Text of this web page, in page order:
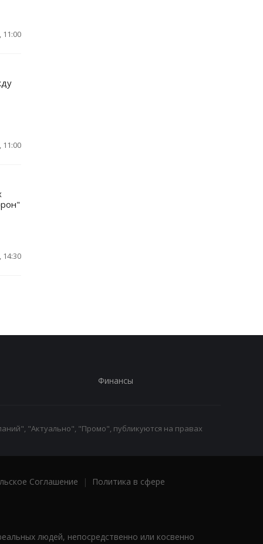
11:00
11:00
14:30
Финансы
"Актуально", "Промо", публикуются на правах
Соглашение |
Политика в сфере
людей, непосредственно или косвенно